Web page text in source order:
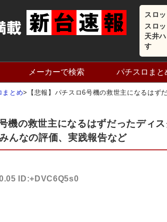
スロ
スロ
天井
す
メーカーで検索 パチスロまと
まとめ>
【悲報】パチスロ6号機の救世主になるはず
機の救世主になるはずだったディス
んなの評価、実践報告など
ID:+DVC6Q5s0